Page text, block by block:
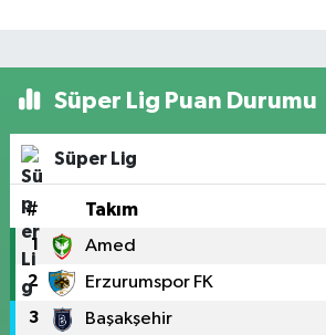
Süper Lig Puan Durumu
Süper Lig
# Takım
1 Amed
2 Erzurumspor FK
3 Başakşehir